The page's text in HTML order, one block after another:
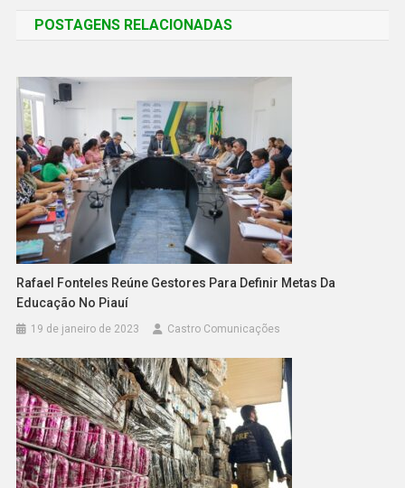
POSTAGENS RELACIONADAS
Rafael Fonteles Reúne Gestores Para Definir Metas Da
Educação No Piauí
19 de janeiro de 2023 Castro Comunicações